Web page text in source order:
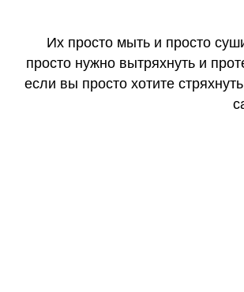
Их просто мыть и просто
просто нужно вытряхнуть и
если вы просто хотите